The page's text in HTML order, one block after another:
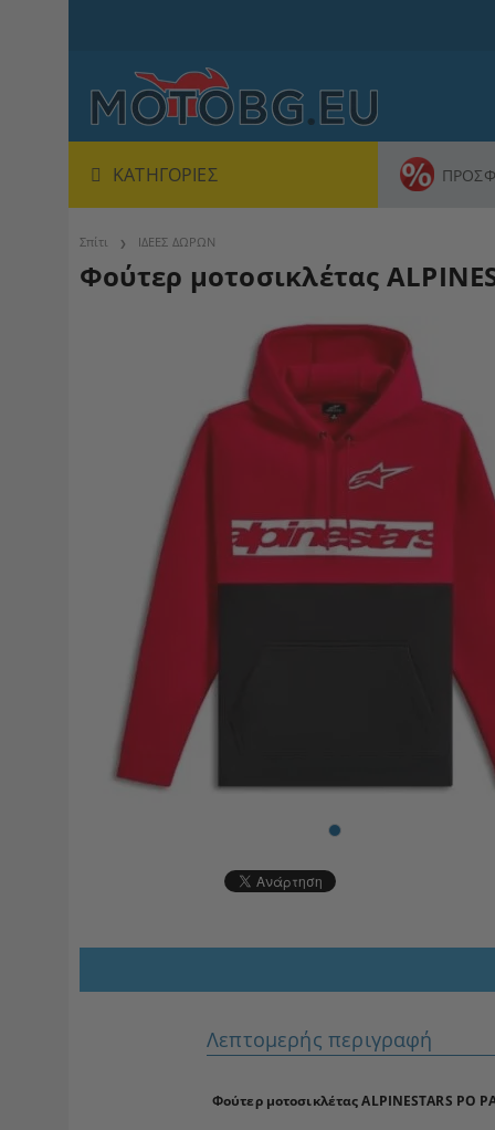
ΚΑΤΗΓΟΡΊΕΣ
Σπίτι ΙΔΕΕΣ ΔΩΡΩΝ
Φούτερ μοτοσικλέτας
Λεπτομερής περιγραφή
Φούτερ μοτοσικλέτας ALPINESTARS